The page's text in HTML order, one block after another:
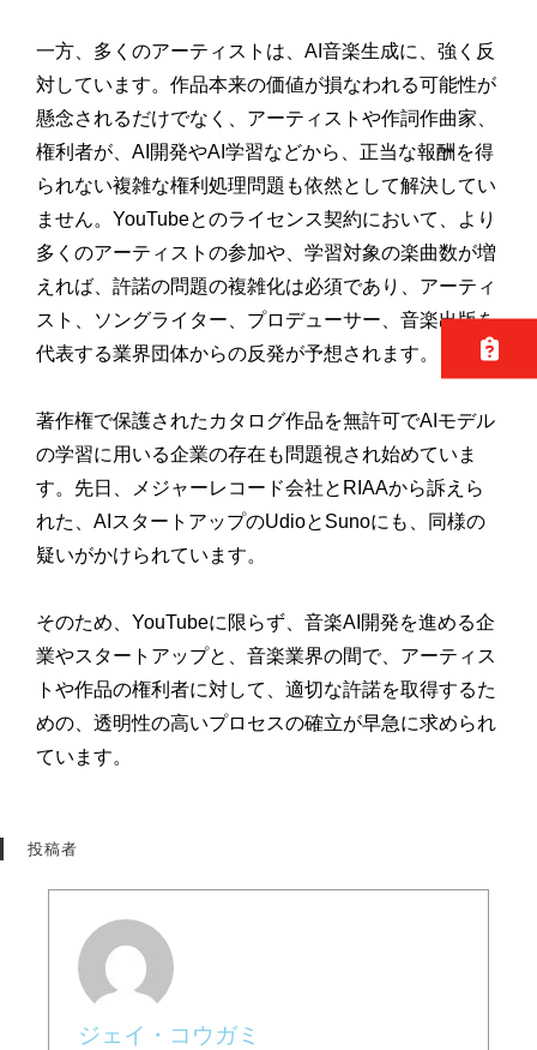
一方、多くのアーティストは、AI音楽生成に、強く反
対しています。作品本来の価値が損なわれる可能性が
懸念されるだけでなく、アーティストや作詞作曲家、
権利者が、AI開発やAI学習などから、正当な報酬を得
られない複雑な権利処理問題も依然として解決してい
ません。YouTubeとのライセンス契約において、より
多くのアーティストの参加や、学習対象の楽曲数が増
えれば、許諾の問題の複雑化は必須であり、アーティ
スト、ソングライター、プロデューサー、音楽出版を
代表する業界団体からの反発が予想されます。
著作権で保護されたカタログ作品を無許可でAIモデル
の学習に用いる企業の存在も問題視され始めていま
す。先日、メジャーレコード会社とRIAAから訴えら
れた、AIスタートアップのUdioとSunoにも、同様の
疑いがかけられています。
そのため、YouTubeに限らず、音楽AI開発を進める企
業やスタートアップと、音楽業界の間で、アーティス
トや作品の権利者に対して、適切な許諾を取得するた
めの、透明性の高いプロセスの確立が早急に求められ
ています。
投稿者
ジェイ・コウガミ